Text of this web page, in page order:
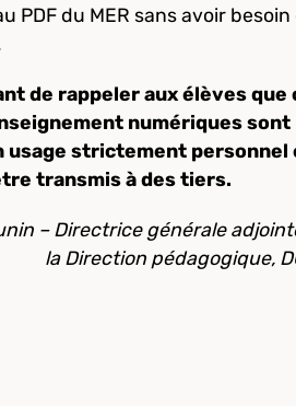
PDF du MER sans avoir besoin
de rappeler aux élèves que
numériques sont
usage strictement personnel
transmis à des tiers.
–Directrice générale
la Direction pédagogique,